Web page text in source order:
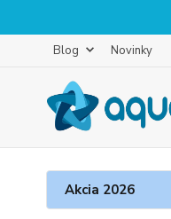
Blog Novinky
Akcia 2026